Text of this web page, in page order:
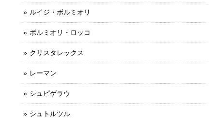
ルイジ・ボルミオリ
ボルミオリ・ロッコ
クリスタレックス
レーマン
シュピゲラウ
シュトルツル